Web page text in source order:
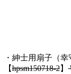
・紳士用扇子（
【hpsm150718-2】